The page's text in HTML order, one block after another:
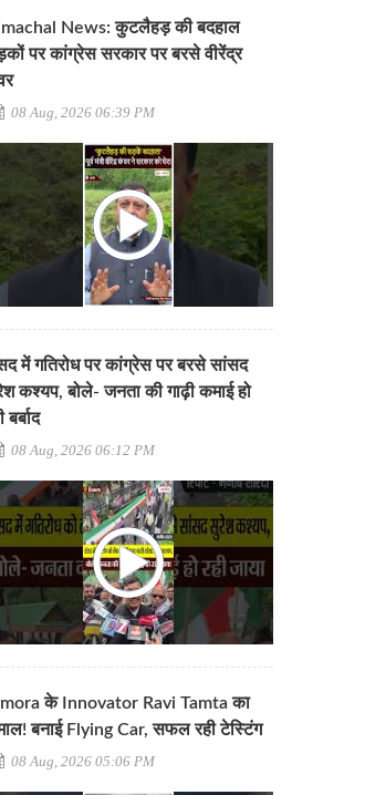
News: कुटलैहड़ की बदहाल
पर कांग्रेस सरकार पर बरसे वीरेंद्र
08 Aug, 2026 06:39 PM
में गतिरोध पर कांग्रेस पर बरसे सांसद
कश्यप, बोले- जनता की गाढ़ी कमाई हो
बर्बाद
08 Aug, 2026 06:12 PM
के Innovator Ravi Tamta का
बनाई Flying Car, सफल रही टेस्टिंग
08 Aug, 2026 05:06 PM